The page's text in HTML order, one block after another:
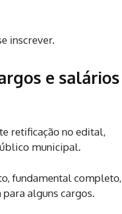
inscrever.
e salários
retificação no edital,
municipal.
fundamental completo,
alguns cargos.